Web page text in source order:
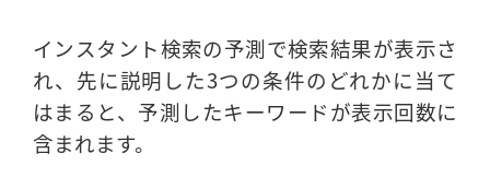
インスタント検索の予測で検索結果が表示さ
れ、先に説明した3つの条件のどれかに当て
はまると、予測したキーワードが表示回数に
含まれます。